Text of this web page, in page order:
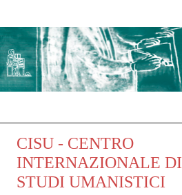
al
contenuto
CISU - CENTRO
INTERNAZIONALE DI
STUDI UMANISTICI